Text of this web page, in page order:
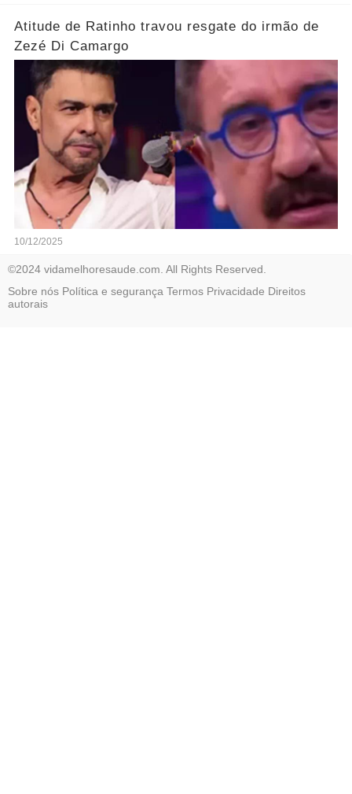
Atitude de Ratinho travou resgate do irmão de
Zezé Di Camargo
10/12/2025
©2024 vidamelhoresaude.com. All Rights Reserved.
Sobre nós Política e segurança Termos Privacidade Direitos
autorais